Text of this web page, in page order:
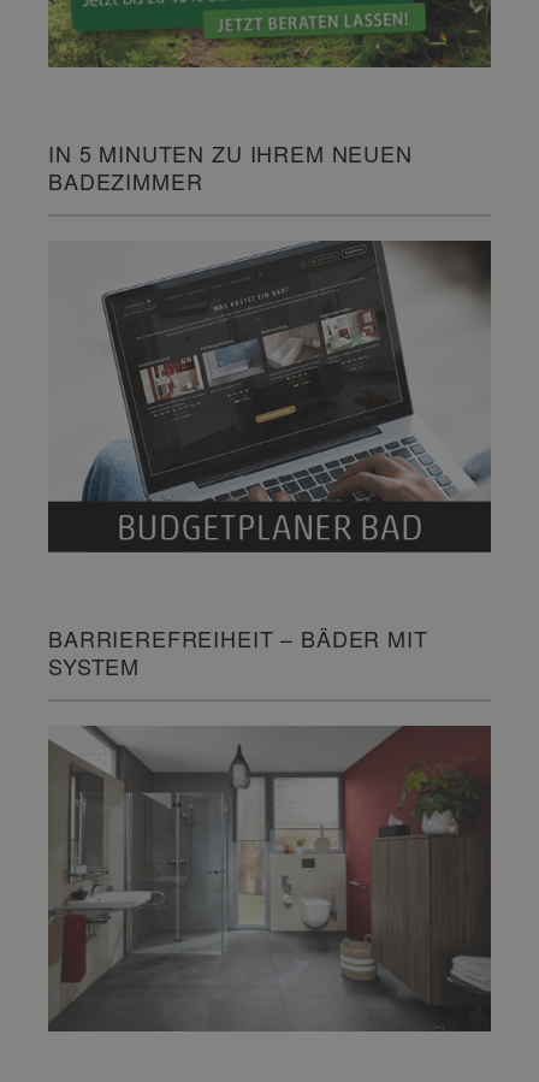
IN 5 MINUTEN ZU IHREM NEUEN
BADEZIMMER
BARRIEREFREIHEIT – BÄDER MIT
SYSTEM